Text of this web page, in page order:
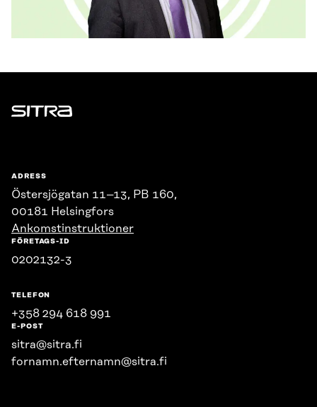
Sitra
ADRESS
Östersjögatan 11–13, PB 160,
00181 Helsingfors
Ankomstinstruktioner
FÖRETAGS-ID
0202132-3
TELEFON
+358 294 618 991
E-POST
sitra@sitra.fi
fornamn.efternamn@sitra.fi